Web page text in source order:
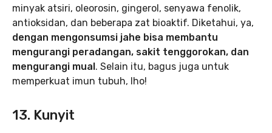
minyak atsiri, oleorosin, gingerol, senyawa fenolik,
antioksidan, dan beberapa zat bioaktif. Diketahui, ya,
dengan mengonsumsi jahe bisa membantu
mengurangi peradangan, sakit tenggorokan, dan
mengurangi mual. Selain itu, bagus juga untuk
memperkuat imun tubuh, lho!
13. Kunyit